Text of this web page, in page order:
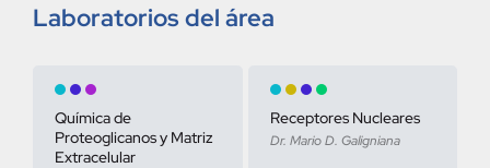
Laboratorios del área
Química de
Proteoglicanos y Matriz
Extracelular
Receptores Nucleares
Dr. Mario D. Galigniana